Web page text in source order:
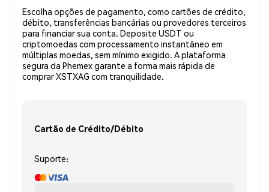
Escolha opções de pagamento, como cartões de crédito,
débito, transferências bancárias ou provedores terceiros
para financiar sua conta. Deposite USDT ou
criptomoedas com processamento instantâneo em
múltiplas moedas, sem mínimo exigido. A plataforma
segura da Phemex garante a forma mais rápida de
comprar XSTXAG com tranquilidade.
Cartão de Crédito/Débito
Suporte: